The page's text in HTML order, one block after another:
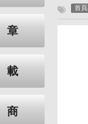
首